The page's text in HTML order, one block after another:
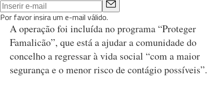
Por favor insira um e-mail válido.
A operação foi incluída no programa “Proteger
Famalicão”, que está a ajudar a comunidade do
concelho a regressar à vida social “com a maior
segurança e o menor risco de contágio possíveis”.